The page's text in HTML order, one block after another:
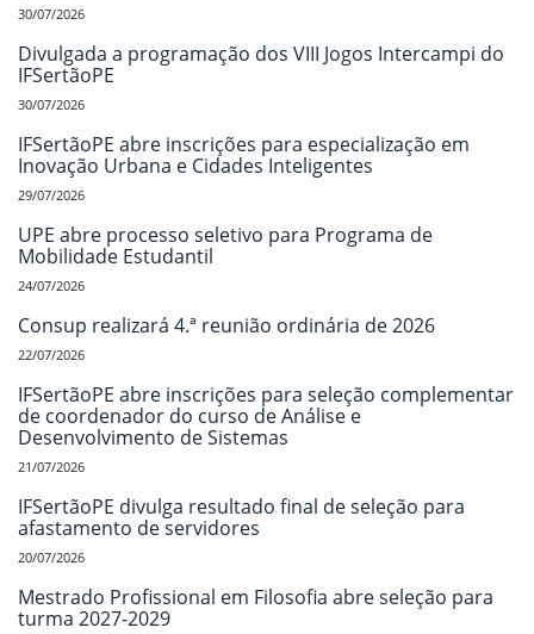
30/07/2026
Divulgada a programação dos VIII Jogos Intercampi do
IFSertãoPE
30/07/2026
IFSertãoPE abre inscrições para especialização em
Inovação Urbana e Cidades Inteligentes
29/07/2026
UPE abre processo seletivo para Programa de
Mobilidade Estudantil
24/07/2026
Consup realizará 4.ª reunião ordinária de 2026
22/07/2026
IFSertãoPE abre inscrições para seleção complementar
de coordenador do curso de Análise e
Desenvolvimento de Sistemas
21/07/2026
IFSertãoPE divulga resultado final de seleção para
afastamento de servidores
20/07/2026
Mestrado Profissional em Filosofia abre seleção para
turma 2027-2029